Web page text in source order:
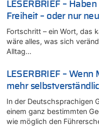
Zweite Hitzewelle in
06.08.2026 - 11:42 von
Eschweiler: 16-Jähriger
06.08.2026 - 11:35 von
Zweite Hitzewelle in
Wie kam es zur Ceuta-
06.08.2026 - 10:39 von
Wasserstand des Rheins
06.08.2026 - 10:34 von
Tessa Wullaert knackt
LESERBRIEF –
Freiheit – oder nur
Fortschritt – ein Wort, das
wäre alles, was sich
Alltag…
LESERBRIEF –
mehr
In der Deutschsprachigen
einem ganz bestimmten
wie möglich den